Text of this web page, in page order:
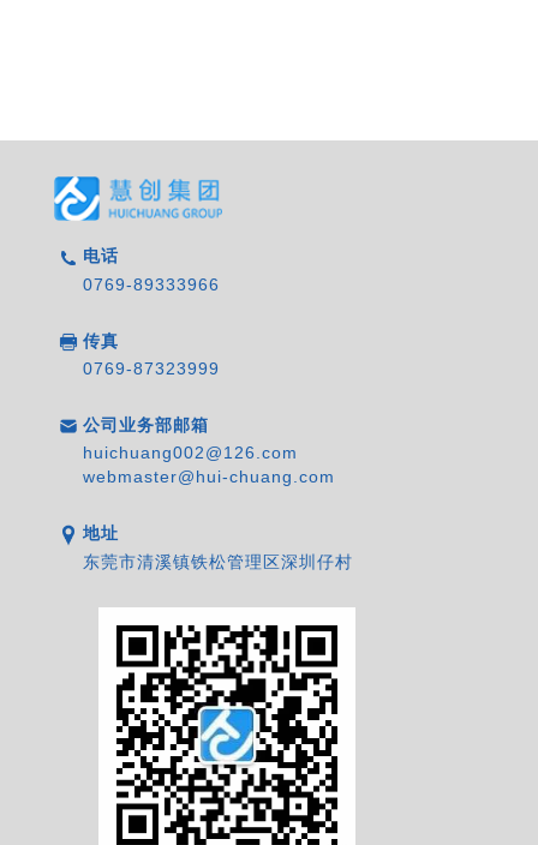
电话
0769-89333966
传真
0769-87323999
公司业务部邮箱
huichuang002@126.com
webmaster@hui-chuang.com
地址
东莞市清溪镇铁松管理区深圳仔村